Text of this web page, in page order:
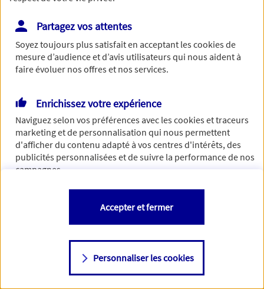
Vous disposez de droits sur les informations vous concernant. Pour
plus d’informations,cliquez ici.
Partagez vos attentes
Soyez toujours plus satisfait en acceptant lescookiesde
mesure d’audience et d’avis utilisateurs qui nous aident à
faire évoluer nos offres et nos services.
Enrichissez votre expérience
Naviguez selon vos préférences avec lescookies et traceurs
marketing et de personnalisation qui nous permettent
d'afficher du contenu adapté à vos centres d'intérêts, des
publicités personnalisées et de suivre la performance de nos
campagnes.
Vous êtes libre de les accepter, de les refuser comme de
changer d'avis à tout moment en allant sur
Consulter notre politique decookies
Personnaliser les cookies
Accepter et fermer